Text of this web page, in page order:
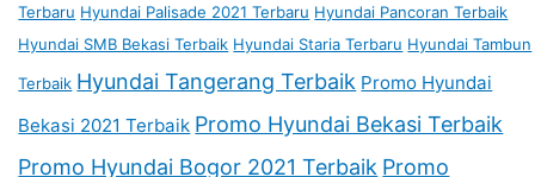
Terbaru Hyundai Palisade 2021 Terbaru Hyundai Pancoran Terbaik
Hyundai SMB Bekasi Terbaik Hyundai Staria Terbaru Hyundai Tambun
Terbaik Hyundai Tangerang Terbaik Promo Hyundai
Bekasi 2021 Terbaik Promo Hyundai Bekasi Terbaik
Promo Hyundai Bogor 2021 Terbaik Promo